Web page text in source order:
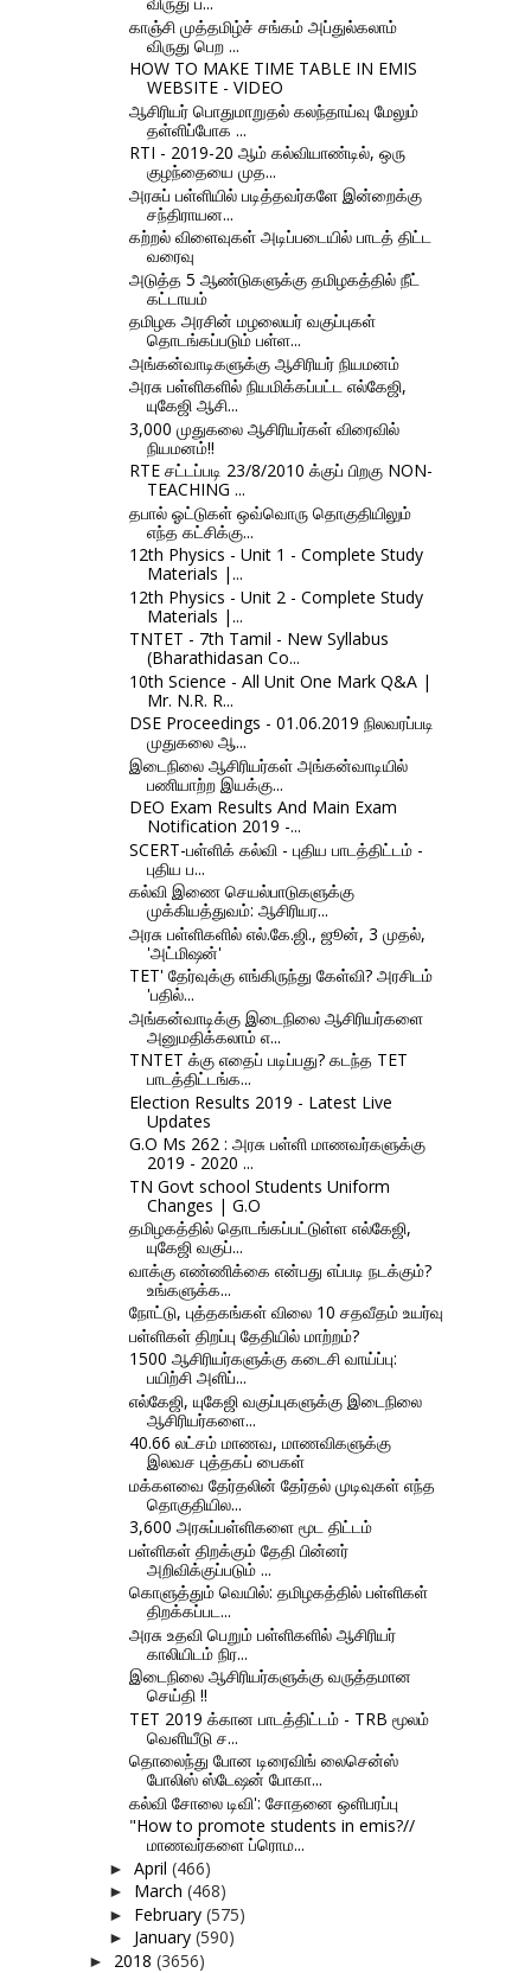
காஞ்சி முத்தமிழ்ச் சங்கம் அப்துல்கலாம்
விருது பெற ...
HOW TO MAKE TIME TABLE IN EMIS
WEBSITE - VIDEO
ஆசிரியர் பொதுமாறுதல் கலந்தாய்வு மேலும்
தள்ளிப்போக ...
RTI - 2019-20 ஆம் கல்வியாண்டில், ஒரு
குழந்தையை முத...
அரசுப் பள்ளியில் படித்தவர்களே இன்றைக்கு
சந்திராயன...
கற்றல் விளைவுகள் அடிப்படையில் பாடத் திட்ட
வரைவு
அடுத்த 5 ஆண்டுகளுக்கு தமிழகத்தில் நீட்
கட்டாயம்
தமிழக அரசின் மழலையர் வகுப்புகள்
தொடங்கப்படும் பள்ள...
அங்கன்வாடிகளுக்கு ஆசிரியர் நியமனம்
அரசு பள்ளிகளில் நியமிக்கப்பட்ட எல்கேஜி,
யுகேஜி ஆசி...
3,000 முதுகலை ஆசிரியர்கள் விரைவில்
நியமனம்!!
RTE சட்டப்படி 23/8/2010 க்குப் பிறகு NON-
TEACHING ...
தபால் ஓட்டுகள் ஒவ்வொரு தொகுதியிலும்
எந்த கட்சிக்கு...
12th Physics - Unit 1 - Complete Study
Materials |...
12th Physics - Unit 2 - Complete Study
Materials |...
TNTET - 7th Tamil - New Syllabus
(Bharathidasan Co...
10th Science - All Unit One Mark Q&A |
Mr. N.R. R...
DSE Proceedings - 01.06.2019 நிலவரப்படி
முதுகலை ஆ...
இடைநிலை ஆசிரியர்கள் அங்கன்வாடியில்
பணியாற்ற இயக்கு...
DEO Exam Results And Main Exam
Notification 2019 -...
SCERT-பள்ளிக் கல்வி - புதிய பாடத்திட்டம் -
புதிய ப...
கல்வி இணை செயல்பாடுகளுக்கு
முக்கியத்துவம்: ஆசிரியர...
அரசு பள்ளிகளில் எல்.கே.ஜி., ஜூன், 3 முதல்,
'அட்மிஷன்'
TET' தேர்வுக்கு எங்கிருந்து கேள்வி? அரசிடம்
'பதில்...
அங்கன்வாடிக்கு இடைநிலை ஆசிரியர்களை
அனுமதிக்கலாம் எ...
TNTET க்கு எதைப் படிப்பது? கடந்த TET
பாடத்திட்டங்க...
Election Results 2019 - Latest Live
Updates
G.O Ms 262 : அரசு பள்ளி மாணவர்களுக்கு
2019 - 2020 ...
TN Govt school Students Uniform
Changes | G.O
தமிழகத்தில் தொடங்கப்பட்டுள்ள எல்கேஜி,
யுகேஜி வகுப்...
வாக்கு எண்ணிக்கை என்பது எப்படி நடக்கும்?
உங்களுக்க...
நோட்டு, புத்தகங்கள் விலை 10 சதவீதம் உயர்வு
பள்ளிகள் திறப்பு தேதியில் மாற்றம்?
1500 ஆசிரியர்களுக்கு கடைசி வாய்ப்பு:
பயிற்சி அளிப்...
எல்கேஜி, யுகேஜி வகுப்புகளுக்கு இடைநிலை
ஆசிரியர்களை...
40.66 லட்சம் மாணவ, மாணவிகளுக்கு
இலவச புத்தகப் பைகள்
மக்களவை தேர்தலின் தேர்தல் முடிவுகள் எந்த
தொகுதியில...
3,600 அரசுப்பள்ளிகளை மூட திட்டம்
பள்ளிகள் திறக்கும் தேதி பின்னர்
அறிவிக்குப்படும் ...
கொளுத்தும் வெயில்: தமிழகத்தில் பள்ளிகள்
திறக்கப்பட...
அரசு உதவி பெறும் பள்ளிகளில் ஆசிரியர்
காலியிடம் நிர...
இடைநிலை ஆசிரியர்களுக்கு வருத்தமான
செய்தி !!
TET 2019 க்கான பாடத்திட்டம் - TRB மூலம்
வெளியீடு ச...
தொலைந்து போன டிரைவிங் லைசென்ஸ்
போலிஸ் ஸ்டேஷன் போகா...
கல்வி சோலை டிவி': சோதனை ஒளிபரப்பு
"How to promote students in emis?//
மாணவர்களை ப்ரொம...
► April (466)
► March (468)
► February (575)
► January (590)
► 2018 (3656)